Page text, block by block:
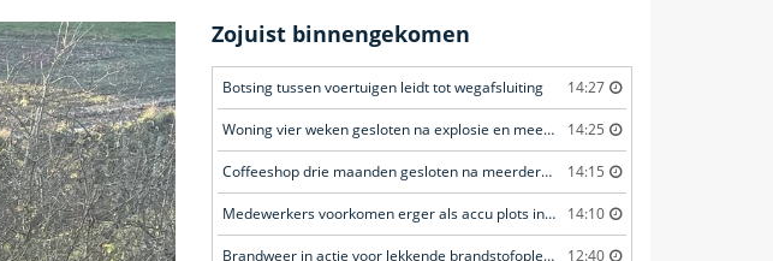
Zojuist binnengekomen
Botsing tussen voertuigen leidt tot wegafsluiting 14:27
Woning vier weken gesloten na explosie en meerdere geweldsincidenten 14:25
Coffeeshop drie maanden gesloten na meerdere overtredingen 14:15
Medewerkers voorkomen erger als accu plots in brand vliegt 14:10
Brandweer in actie voor lekkende brandstofoplegger 12:40